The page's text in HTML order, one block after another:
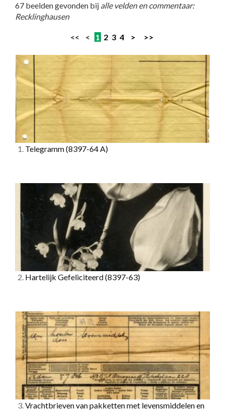
67 beelden gevonden bij alle velden en commentaar:
Recklinghausen
<< < 1 2 3 4 > >>
1. Telegramm(8397-64 A)
2. Hartelijk Gefeliciteerd(8397-63)
3.Vrachtbrieven van pakketten met levensmiddelen en